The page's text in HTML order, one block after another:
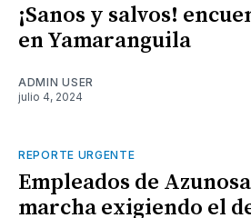
¡Sanos y salvos!
en Yamaranguila
ADMIN USER
julio 4, 2024
REPORTE URGENTE
Empleados de
marcha exigiendo el